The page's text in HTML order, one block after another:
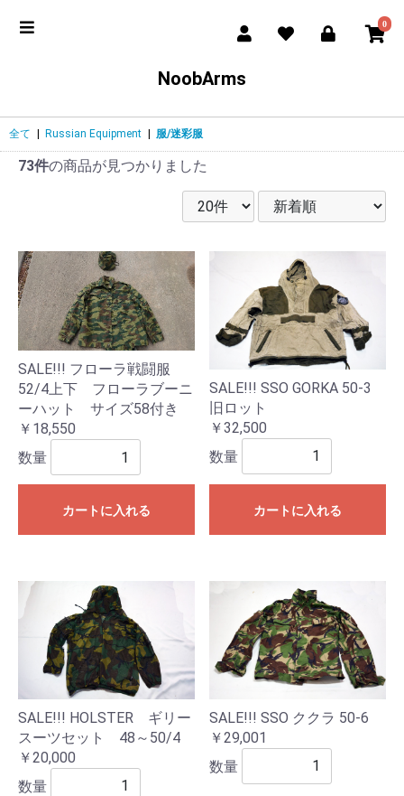
0
NoobArms
全て Russian Equipment 服/迷彩服
73件の商品が見つかりました
SALE!!! フローラ戦闘服
52/4上下 フローラブーニ
ーハット サイズ58付き
￥18,550
数量
カートに入れる
SALE!!! SSO GORKA 50-3
旧ロット
￥32,500
数量
カートに入れる
SALE!!! HOLSTER ギリー
スーツセット 48～50/4
￥20,000
数量
SALE!!! SSO ククラ 50-6
￥29,001
数量